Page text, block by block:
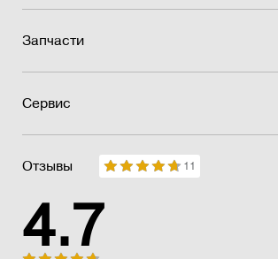
Запчасти
Сервис
Отзывы 11
4.7